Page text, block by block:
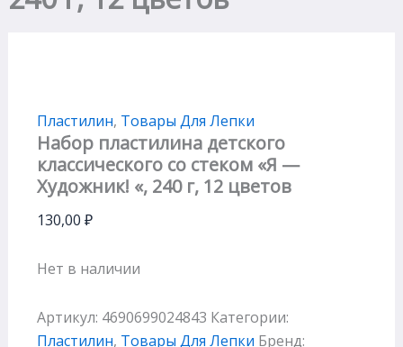
Пластилин, Товары Для Лепки
Набор пластилина детского
классического со стеком «Я —
Художник! «, 240 г, 12 цветов
130,00 ₽
Нет в наличии
Артикул: 4690699024843 Категории:
Пластилин, Товары Для Лепки Бренд: